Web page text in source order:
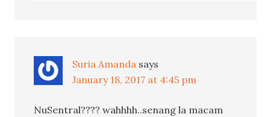
Suria Amanda says
January 18, 2017 at 4:45 pm
NuSentral???? wahhhh..senang la macam